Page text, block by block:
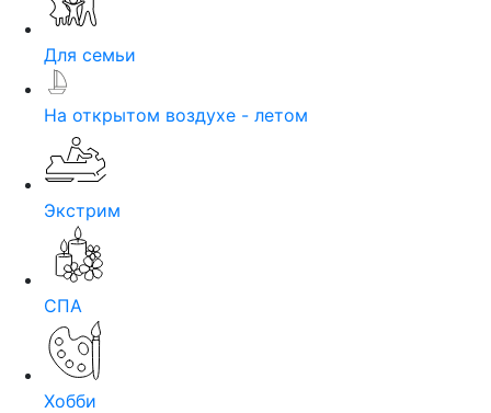
Для семьи
На открытом воздухе - летом
Экстрим
СПА
Хобби